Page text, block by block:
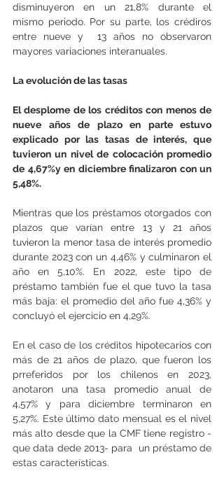
disminuyeron en un 21,8% durante el
mismo periodo. Por su parte, los crédiros
entre nueve y  13 años no observaron
mayores variaciones interanuales.
La evolución de las tasas
El desplome de los créditos con menos de
nueve años de plazo en parte estuvo
explicado por las tasas de interés, que
tuvieron un nivel de colocación promedio
de 4,67%y en diciembre finalizaron con un
5,48%.
Mientras que los préstamos otorgados con
plazos que varían entre 13 y 21 años
tuvieron la menor tasa de interés promedio
durante 2023 con un 4,46% y culminaron el
año en 5,10%. En 2022, este tipo de
préstamo también fue el que tuvo la tasa
más baja: el promedio del año fue 4,36% y
concluyó el ejercicio en 4,29%.
En el caso de los créditos hipotecarios con
más de 21 años de plazo, que fueron los
prreferidos por los chilenos en 2023,
anotaron una tasa promedio anual de
4,57% y para diciembre terminaron en
5,27%. Este último dato mensual es el nivel
más alto desde que la CMF tiene registro -
que data dede 2013- para  un préstamo de
estas características.